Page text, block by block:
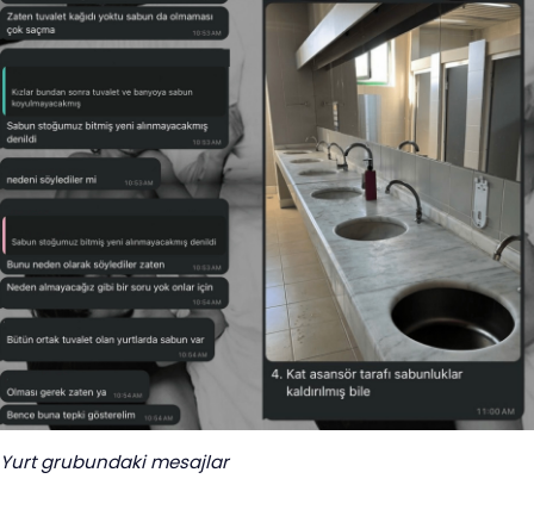
Yurt grubundaki mesajlar